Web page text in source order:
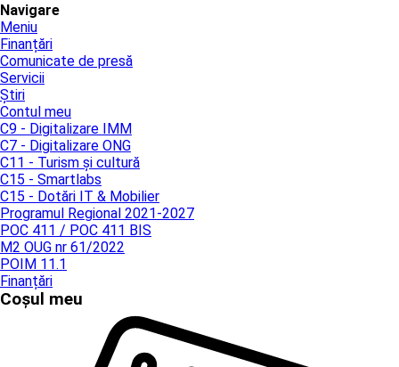
Navigare
Meniu
Finanțări
Comunicate de presă
Servicii
Știri
Contul meu
C9 - Digitalizare IMM
C7 - Digitalizare ONG
C11 - Turism și cultură
C15 - Smartlabs
C15 - Dotări IT & Mobilier
Programul Regional 2021-2027
POC 411 / POC 411 BIS
M2 OUG nr 61/2022
POIM 11.1
Finanțări
Coșul meu